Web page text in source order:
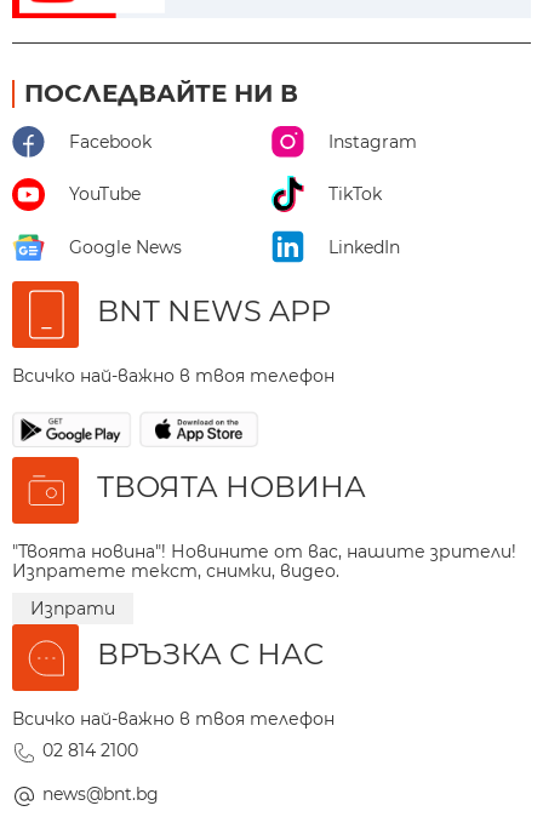
ПОСЛЕДВАЙТЕ НИ В
Facebook Instagram
YouTube TikTok
Google News LinkedIn
BNT NEWS APP
Всичко най-важно в твоя телефон
ТВОЯТА НОВИНА
"Твоята новина"! Новините от вас, нашите зрители!
Изпратете текст, снимки, видео.
Изпрати
ВРЪЗКА С НАС
Всичко най-важно в твоя телефон
02 814 2100
news@bnt.bg